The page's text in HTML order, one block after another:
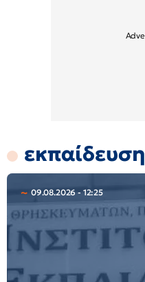
εκπαίδευση
09.08.2026 - 12:25